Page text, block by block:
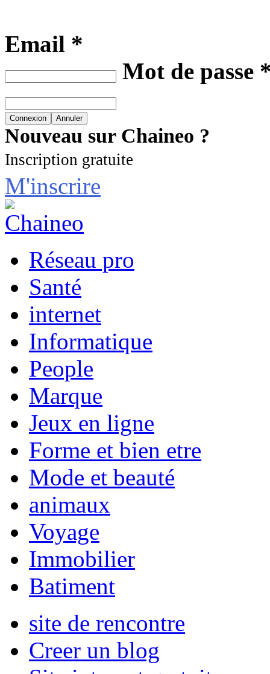
Email *
Mot de passe
Nouveau sur Chaineo ?
Inscription gratuite
M'inscrire
Réseau pro
Santé
internet
Informatique
People
Marque
Jeux en ligne
Forme et bien etre
Mode et beauté
animaux
Voyage
Immobilier
Batiment
site de rencontre
Creer un blog